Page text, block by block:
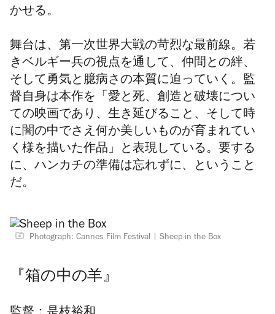
かせる。
舞台は、第一次世界大戦の苛烈な最前線。若
きベルギー兵の視点を通して、仲間との絆、
そして勇気と臆病さの本質に迫っていく。監
督自身は本作を「愛と死、創造と破壊につい
ての映画であり、生き延びること、そして時
に闇の中でさえ何か美しいものが育まれてい
く様を描いた作品」と表現している。要する
に、ハンカチの準備は忘れずに、ということ
だ。
Photograph: Cannes Film Festival Sheep in the Box
『箱の中の羊』